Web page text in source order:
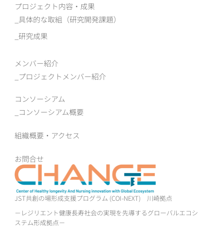
JST共創の場形成支援プログラム (COI-NEXT) 川崎拠点
－レジリエント健康長寿社会の実現を先導するグローバルエコシ
ステム形成拠点－
プロジェクト内容・成果
具体的な取組（研究開発課題）
研究成果
メンバー紹介
プロジェクトメンバー紹介
コンソーシアム
コンソーシアム概要
組織概要‧アクセス
お問合せ